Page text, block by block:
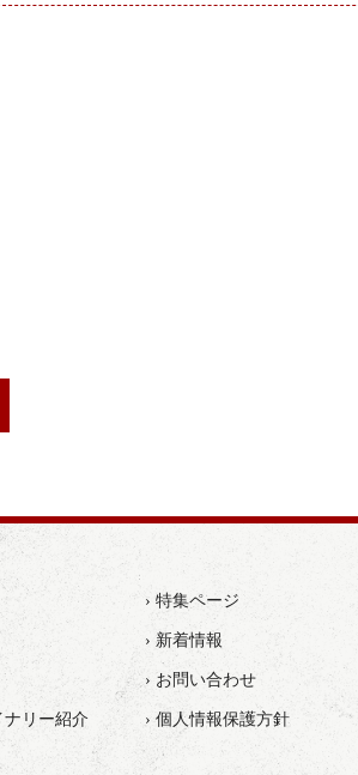
› 特集ページ
› 新着情報
› お問い合わせ
ナリー紹介 › 個人情報保護方針